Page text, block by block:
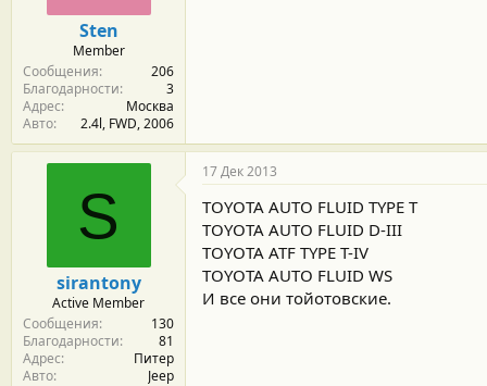
Sten
Member
Сообщения
206
Благодарности
3
Адрес
Москва
Авто
2.4l, FWD, 2006
S
sirantony
Active Member
Сообщения
130
Благодарности
81
Адрес
Питер
Авто
Jeep
17 Дек 2013
TOYOTA AUTO FLUID TYPE T
TOYOTA AUTO FLUID D-III
TOYOTA ATF TYPE T-IV
TOYOTA AUTO FLUID WS
И все они тойотовские.